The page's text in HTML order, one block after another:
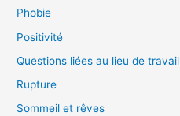
Phobie
Positivité
Questions liées au lieu de travail
Rupture
Sommeil et rêves